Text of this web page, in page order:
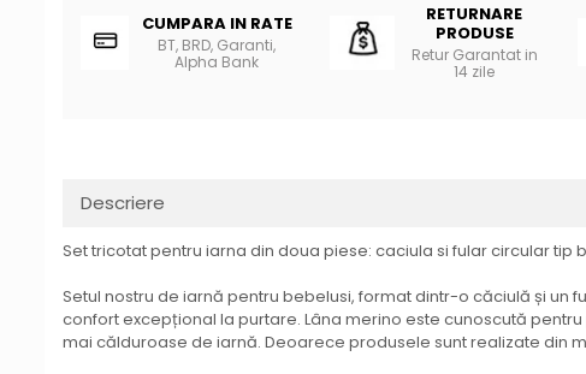
CUMPARA IN RATE
BT, BRD, Garanti,
Alpha Bank
RETURNARE
PRODUSE
Retur Garantat in
14 zile
Descriere
Set tricotat pentru iarna din doua piese: caciula si fular circular tip
Setul nostru de iarnă pentru bebelusi, format dintr-o căciulă și un
confort excepțional la purtare. Lâna merino este cunoscută
mai călduroase de iarnă. Deoarece produsele sunt realizate din